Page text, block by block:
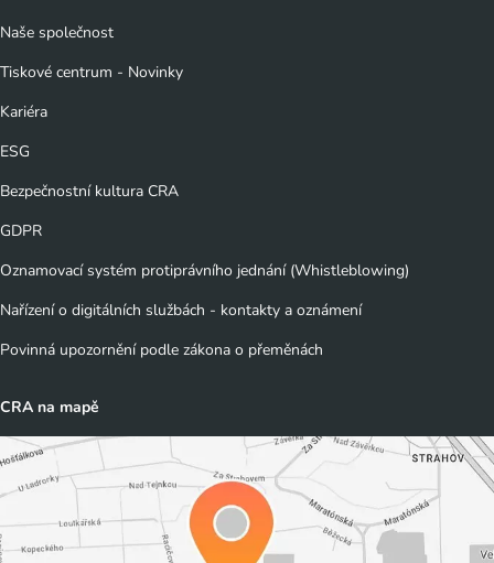
Naše společnost
Tiskové centrum - Novinky
Kariéra
ESG
Bezpečnostní kultura CRA
GDPR
Oznamovací systém protiprávního jednání (Whistleblowing)
Nařízení o digitálních službách - kontakty a oznámení
Povinná upozornění podle zákona o přeměnách
CRA na mapě